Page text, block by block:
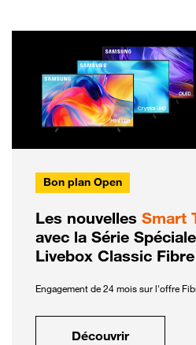
Bon plan Open
Les nouvelles Smart
avec la Série
Livebox Classic
Engagement de 24 mois sur l'offre
Découvrir